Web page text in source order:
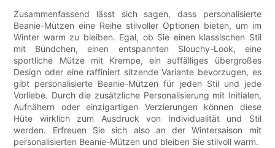
Zusammenfassend lässt sich sagen, dass personalisierte
Beanie-Mützen eine Reihe stilvoller Optionen bieten, um im
Winter warm zu bleiben. Egal, ob Sie einen klassischen Stil
mit Bündchen, einen entspannten Slouchy-Look, eine
sportliche Mütze mit Krempe, ein auffälliges übergroßes
Design oder eine raffiniert sitzende Variante bevorzugen, es
gibt personalisierte Beanie-Mützen für jeden Stil und jede
Vorliebe. Durch die zusätzliche Personalisierung mit Initialen,
Aufnähern oder einzigartigen Verzierungen können diese
Hüte wirklich zum Ausdruck von Individualität und Stil
werden. Erfreuen Sie sich also an der Wintersaison mit
personalisierten Beanie-Mützen und bleiben Sie stilvoll warm.